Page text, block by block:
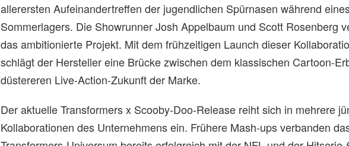
allerersten Aufeinandertreffen der jugendlichen Spürnasen während
Sommerlagers. Die Showrunner Josh Appelbaum und Scott Rosenberg
das ambitionierte Projekt. Mit dem frühzeitigen Launch dieser
schlägt der Hersteller eine Brücke zwischen dem klassischen Cartoon-
düstereren Live-Action-Zukunft der Marke.
Der aktuelle Transformers x Scooby-Doo-Release reiht sich in mehrere
Kollaborationen des Unternehmens ein. Frühere Mash-ups verbanden